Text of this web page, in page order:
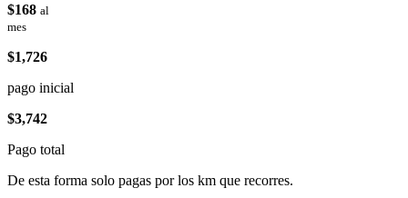
$168 al
mes
$1,726
pago inicial
$3,742
Pago total
De esta forma solo pagas por los km que recorres.